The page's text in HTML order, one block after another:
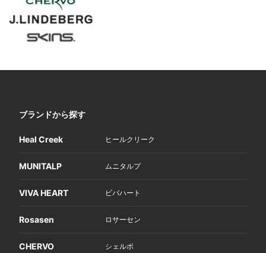
ブランドから探す
Heal Creek ヒールクリーク
MUNITALP ムニタルプ
VIVA HEART ビバハート
Rosasen ロサーセン
CHERVO シェルボ